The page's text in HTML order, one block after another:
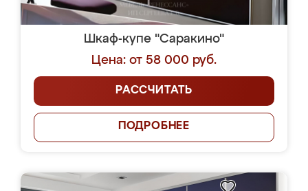
Шкаф-купе "Саракино"
Цена: от 58 000 руб.
РАССЧИТАТЬ
ПОДРОБНЕЕ